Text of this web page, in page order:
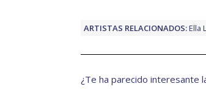
ARTISTAS RELACIONADOS:Ella
¿Te ha parecido interesante